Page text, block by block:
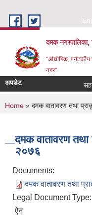
दमक नगरपालिका,
"औद्योगिक, पर्यटकीय
नगर"
अपडेट
You are here
Home » दमक वातावरण तथा
दमक वातावरण
२०७६
Documents:
दमक वातावरण तथा
Legal Document Type:
ऐन